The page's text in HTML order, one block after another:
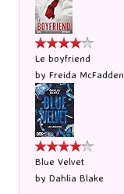
Le boyfriend
by Freida McFadden
Blue Velvet
by Dahlia Blake